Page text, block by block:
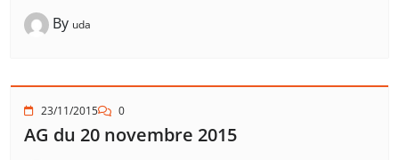
By uda
23/11/2015 0
AG du 20 novembre 2015